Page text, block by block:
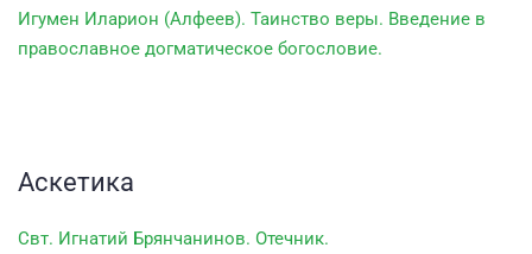
Игумен Иларион (Алфеев). Таинство веры. Введение в
православное догматическое богословие.
Аскетика
Свт. Игнатий Брянчанинов. Отечник.